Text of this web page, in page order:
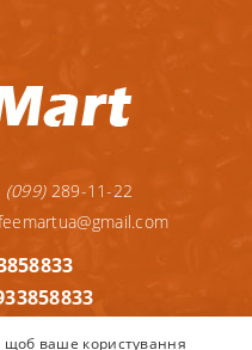
(099)289-11-22
ваше користування